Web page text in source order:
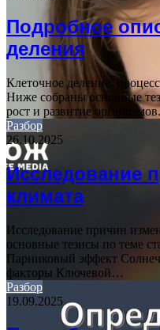
Подробное
деления
Клеточное деление:
Ниже собраны основные
рост и развитие
Разбор
26.10.2025
Исследование
климата
Исследование причин
основные тезисы по теме
Парниковый эффект
факторы Ключевой…
Разбор
19.09.2025